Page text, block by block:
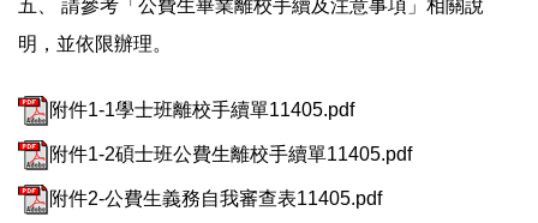
五、 請參考「公費生畢業離校手續及注意事項」相關說
明，並依限辦理。
附件1-1學士班離校手續單11405.pdf
附件1-2碩士班公費生離校手續單11405.pdf
附件2-公費生義務自我審查表11405.pdf